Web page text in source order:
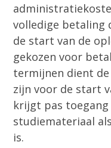
volledige betaling
de start van de
gekozen voor
termijnen dient
zijn voor de start
krijgt pas
studiemateriaal
is.